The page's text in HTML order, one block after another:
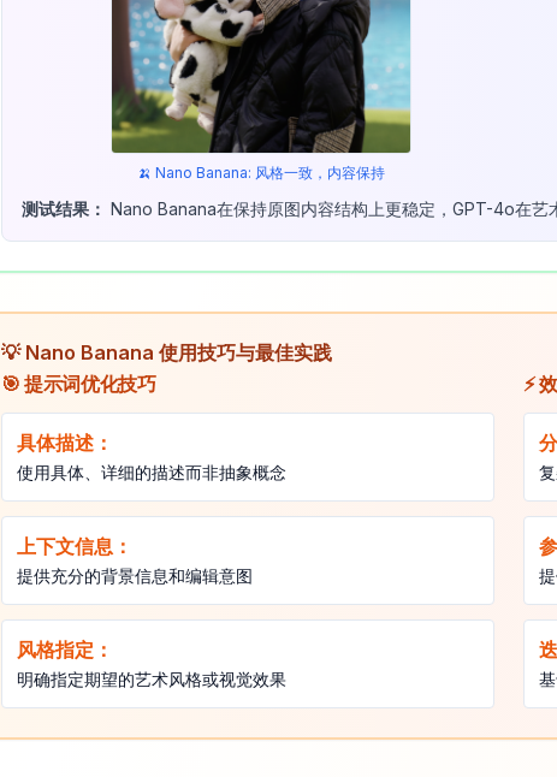
🍌 Nano Banana: 风格一致，内容保持
测试结果： Nano Banana在保持原图内容结构上更稳定，GPT-4o在艺
💡 Nano Banana 使用技巧与最佳实践
🎯 提示词优化技巧
具体描述：
使用具体、详细的描述而非抽象概念
上下文信息：
提供充分的背景信息和编辑意图
风格指定：
明确指定期望的艺术风格或视觉效果
⚡